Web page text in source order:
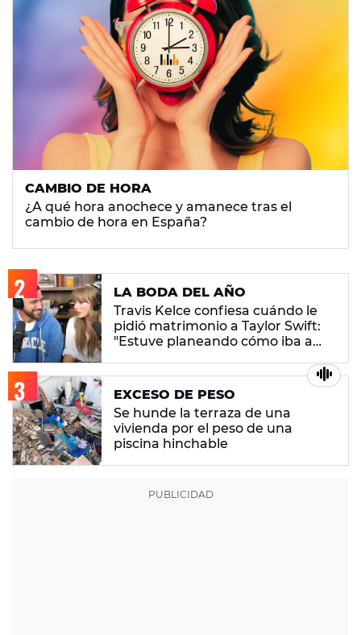
CAMBIO DE HORA
¿A qué hora anochece y amanece tras el
cambio de hora en España?
LA BODA DEL AÑO
Travis Kelce confiesa cuándo le
pidió matrimonio a Taylor Swift:
"Estuve planeando cómo iba a
conmigo"
EXCESO DE PESO
Se hunde la terraza de una
vivienda por el peso de una
piscina hinchable